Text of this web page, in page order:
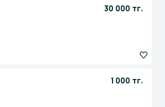
30 000 тг.
1 000 тг.